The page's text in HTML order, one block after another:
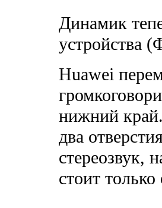
Динамик
устройства
Huawei
нижний
два
стереозвук,
стоит